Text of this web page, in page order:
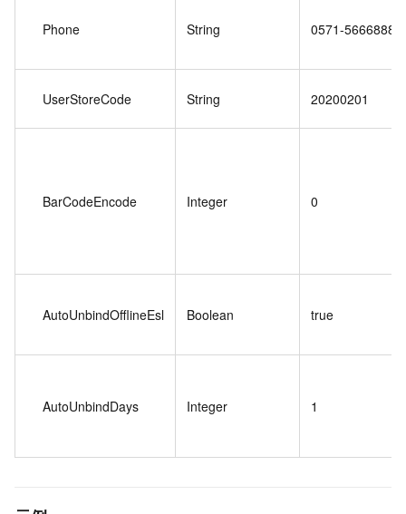
Phone String 0571-5666888
UserStoreCode String 20200201
BarCodeEncode Integer 0
AutoUnbindOfflineEsl Boolean true
AutoUnbindDays Integer 1